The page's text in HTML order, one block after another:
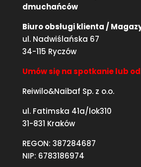
dmuchańców
Biuro obsługi klienta /
ul. Nadwiślańska 67
34-115 Ryczów
Umów się na spotkanie lub
Reiwilo&Naibaf Sp. z o.o.
ul. Fatimska 41a/lok310
31-831 Kraków
REGON: 387284687
NIP: 6783186974